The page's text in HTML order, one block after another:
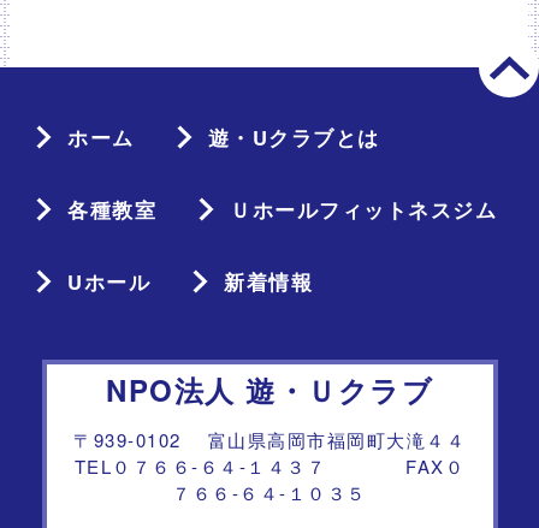
ホーム 遊・Uクラブとは
各種教室 Ｕホールフィットネスジム
Uホール 新着情報
NPO法人 遊・Ｕクラブ
〒939-0102 富山県高岡市福岡町大滝４４
TEL０７６６-６４-１４３７ FAX０
７６６-６４-１０３５